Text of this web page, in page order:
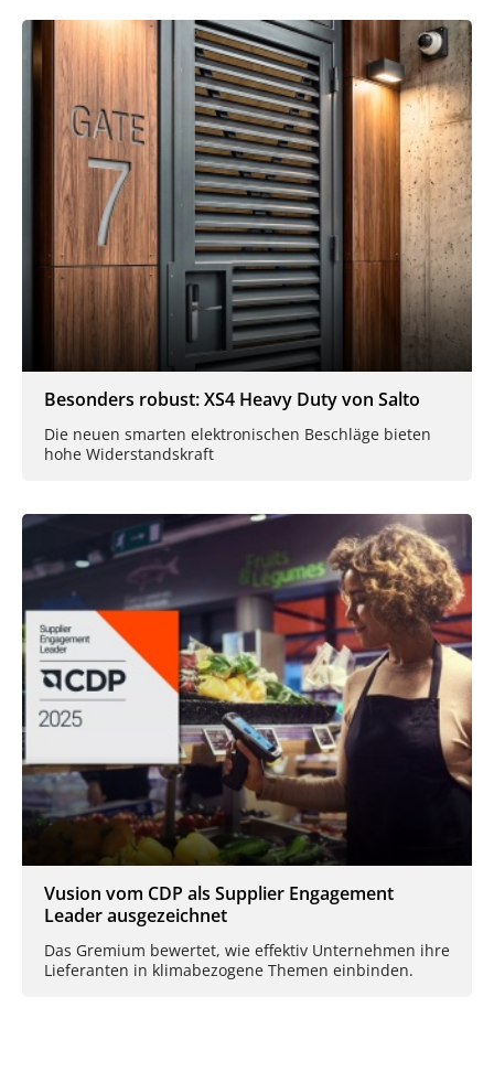
Besonders robust: XS4 Heavy Duty von Salto
Die neuen smarten elektronischen Beschläge bieten
hohe Widerstandskraft
Vusion vom CDP als Supplier Engagement
Leader ausgezeichnet
Das Gremium bewertet, wie effektiv Unternehmen ihre
Lieferanten in klimabezogene Themen einbinden.